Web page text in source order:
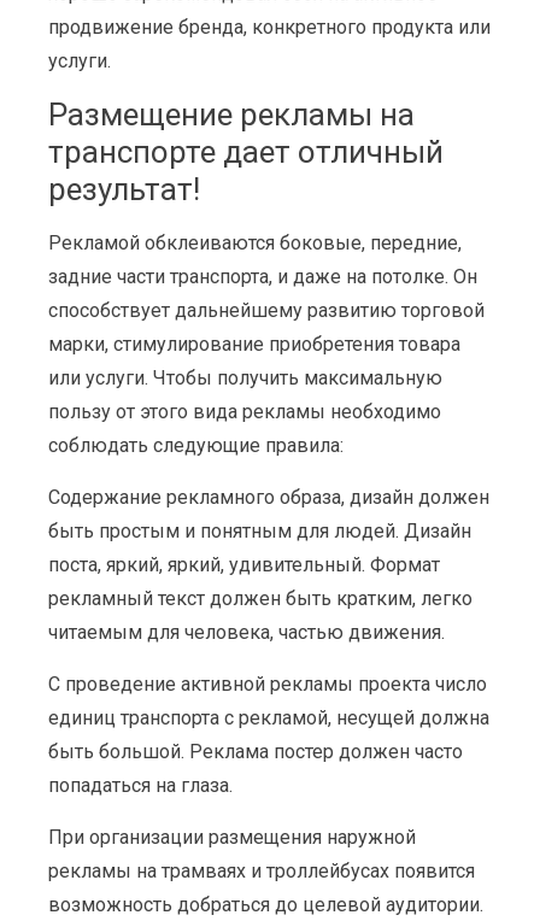
продвижение бренда, конкретного продукта или
услуги.
Размещение рекламы на
транспорте дает отличный
результат!
Рекламой обклеиваются боковые, передние,
задние части транспорта, и даже на потолке. Он
способствует дальнейшему развитию торговой
марки, стимулирование приобретения товара
или услуги. Чтобы получить максимальную
пользу от этого вида рекламы необходимо
соблюдать следующие правила:
Содержание рекламного образа, дизайн должен
быть простым и понятным для людей. Дизайн
поста, яркий, яркий, удивительный. Формат
рекламный текст должен быть кратким, легко
читаемым для человека, частью движения.
С проведение активной рекламы проекта число
единиц транспорта с рекламой, несущей должна
быть большой. Реклама постер должен часто
попадаться на глаза.
При организации размещения наружной
рекламы на трамваях и троллейбусах появится
возможность добраться до целевой аудитории.